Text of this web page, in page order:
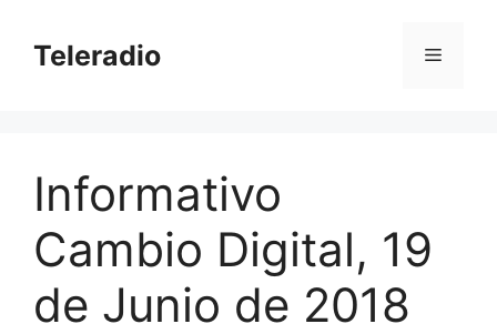
contenido
Teleradio Menú
Informativo
Cambio Digital, 19
de Junio de 2018